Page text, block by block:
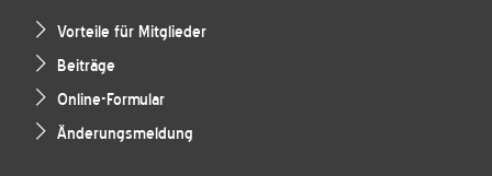
Vorteile für Mitglieder
Beiträge
Online-Formular
Änderungsmeldung